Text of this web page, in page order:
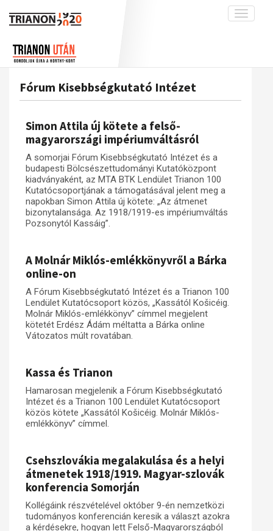
Toggle
interpretációk
A békerendszer megszilárdulása
Munkatársaink
Blog
Galéria
Adatbázis
Emlékművek (feltöltés alatt)
Menekültek
Visszhang
Publikációk
Kapcsolat
Trianon-kommentár
Műhelymunkák
Fórum Kisebbségkutató Intézet
Simon Attila új kötete a felső-
magyarországi impériumváltásról
A somorjai Fórum Kisebbségkutató Intézet és a
budapesti Bölcsészettudományi Kutatóközpont
kiadványaként, az MTA BTK Lendület Trianon 100
Kutatócsoportjának a támogatásával jelent meg a
napokban Simon Attila új kötete: „Az átmenet
bizonytalansága. Az 1918/1919-es impériumváltás
Pozsonytól Kassáig”.
A Molnár Miklós-emlékkönyvről a Bárka
online-on
A Fórum Kisebbségkutató Intézet és a Trianon 100
Lendület Kutatócsoport közös, „Kassától Košicéig.
Molnár Miklós-emlékkönyv” címmel megjelent
kötetét Erdész Ádám méltatta a Bárka online
Vátozatos múlt rovatában.
Kassa és Trianon
Hamarosan megjelenik a Fórum Kisebbségkutató
Intézet és a Trianon 100 Lendület Kutatócsoport
közös kötete „Kassától Košicéig. Molnár Miklós-
emlékkönyv” címmel.
Csehszlovákia megalakulása és a helyi
átmenetek 1918/1919. Magyar-szlovák
konferencia Somorján
Kollégáink részvételével október 9-én nemzetközi
tudományos konferencián keresik a választ azokra
a kérdésekre, hogyan lett Felső-Magyarországból